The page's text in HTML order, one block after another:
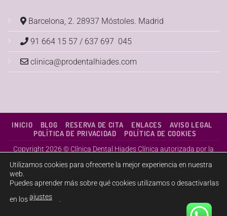
Barcelona, 2. 28937 Móstoles. Madrid
91 664 15 57 / 637 697 045
clinica@prodentalhiades.com
INICIO BLOG RESERVA DE CITA ENLACES
AVISO LEGAL
POLÍTICA DE PRIVACIDAD
POLÍTICA DE COOKIES
Copyright 2026 © Clínica Dental Hiades Clínica autorizada por la
Consejería de Sanidad de la Comunidad de Madrid con el Nº
Utilizamos cookies para ofrecerte la mejor experiencia en nuestra
web.
Puedes aprender más sobre qué cookies utilizamos o desactivarlas
en losajustes .